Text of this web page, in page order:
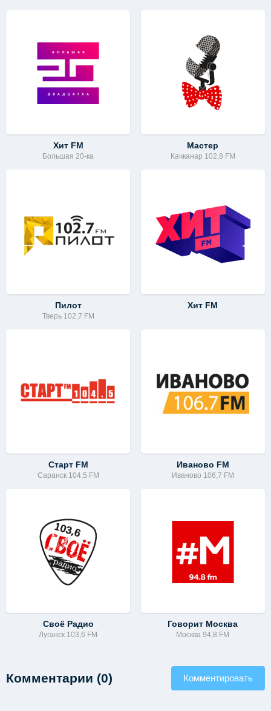
Хит FM
Большая 20-ка
Мастер
Качканар 102,8 FM
Пилот
Тверь 102,7 FM
Хит FM
Старт FM
Саранск 104,5 FM
Иваново FM
Иваново 106,7 FM
Своё Радио
Луганск 103,6 FM
Говорит Москва
Москва 94,8 FM
Комментарии (0) Комментировать